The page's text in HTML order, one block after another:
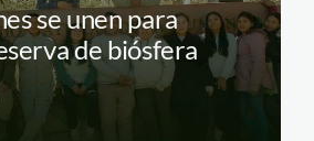
se unen para
de biósfera